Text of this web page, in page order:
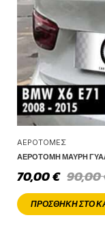
ΑΕΡΟΤΟΜΈΣ
ΑΕΡΟΤΟΜΉ ΜΑΎΡΗ
90,00
70,00€
ΠΡΟΣΘΉΚΗ ΣΤΟ